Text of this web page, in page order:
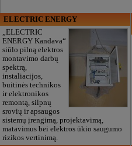
ELECTRIC ENERGY
„ELECTRIC
ENERGY Kandava“
siūlo pilną elektros
montavimo darbų
spektrą,
instaliacijos,
buitinės technikos
ir elektronikos
remontą, silpnų
srovių ir apsaugos
sistemų įrengimą, projektavimą,
matavimus bei elektros ūkio saugumo
rizikos vertinimą.